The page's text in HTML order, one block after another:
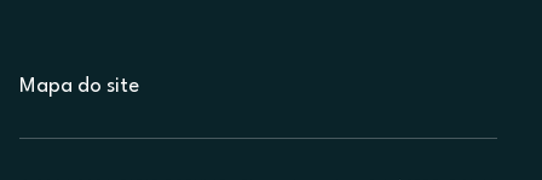
Mapa do site